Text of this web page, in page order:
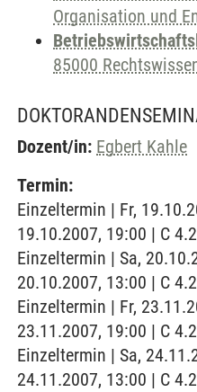
Organisation und
85000
Dozent/in: Egbert Kahle
Termin:
Einzeltermin | Fr,
19.10.2007, 19:00 | C
Einzeltermin | Sa,
20.10.2007, 13:00 | C
Einzeltermin | Fr,
23.11.2007, 19:00 | C
Einzeltermin | Sa,
24.11.2007, 13:00 | C